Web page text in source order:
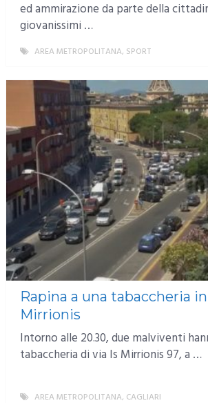
ed ammirazione da parte della
giovanissimi …
AREA METROPOLITANA, SPORT
Rapina a una tabaccheria
Mirrionis
Intorno alle 20.30, due malviventi
tabaccheria di via Is Mirrionis 97, a …
AREA METROPOLITANA, CAGLIARI